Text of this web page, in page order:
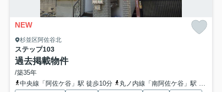
NEW
杉並区阿佐谷北
ステップ103
過去掲載物件
/築35年
中央線「阿佐ケ谷」駅 徒歩10分
丸ノ内線「南阿佐ケ谷」駅 徒歩19分